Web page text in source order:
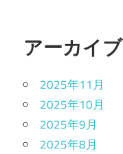
アーカイブ
2025年11月
2025年10月
2025年9月
2025年8月